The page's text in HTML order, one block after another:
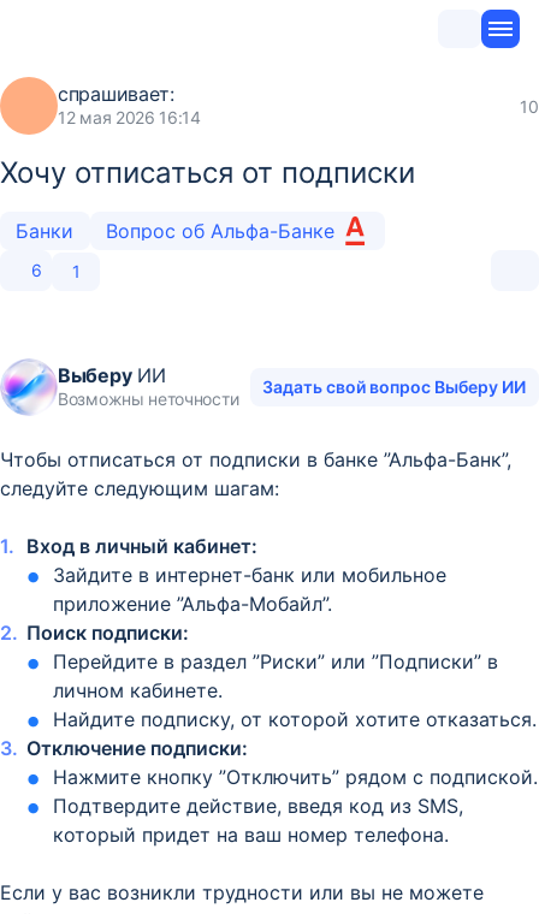
спрашивает:
12 мая 2026 16:14
10
Хочу отписаться от подписки
Банки Вопрос об Альфа-Банке
6 1
ВыберуИИ
Возможны неточности
Задать свой вопрос Выберу ИИ
Чтобы отписаться от подписки в банке ”Альфа-Банк”,
следуйте следующим шагам:
Вход в личный кабинет:
Зайдите в интернет-банк или мобильное
приложение ”Альфа-Мобайл”.
Поиск подписки:
Перейдите в раздел ”Риски” или ”Подписки” в
личном кабинете.
Найдите подписку, от которой хотите отказаться.
Отключение подписки:
Нажмите кнопку ”Отключить” рядом с подпиской.
Подтвердите действие, введя код из SMS,
который придет на ваш номер телефона.
Если у вас возникли трудности или вы не можете